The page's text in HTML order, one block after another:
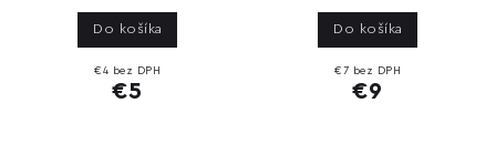
€4 bez DPH
€5
Do košíka
€7 bez DPH
€9
Do košíka